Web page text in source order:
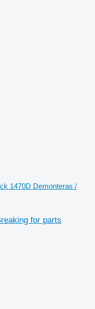
1470D Demonteras /
for parts